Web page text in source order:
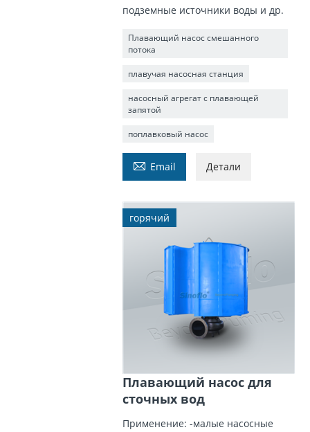
подземные источники воды и др.
Плавающий насос смешанного
потока
плавучая насосная станция
насосный агрегат с плавающей
запятой
поплавковый насос
 Email Детали
горячий
Плавающий насос для
сточных вод
Применение: -малые насосные